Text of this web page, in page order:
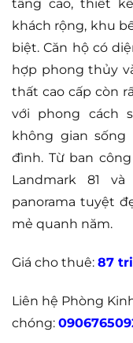
tầng cao, thiết
khách rộng, khu
biệt. Căn hộ có
hợp phong thủy
thất cao cấp còn
với phong cách
không gian
đình. Từ ban
Landmark 81
panorama tuyệt
mẻ quanh năm.
Giá cho thuê: 87
Liên hệ Phòng
chóng: